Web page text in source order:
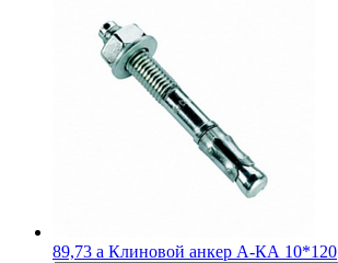
89,73 a Клиновой анкер А-КА 10*120